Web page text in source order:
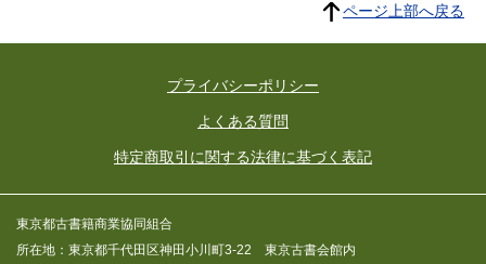
ページ上部へ戻る
プライバシーポリシー
よくある質問
特定商取引に関する法律に基づく表記
東京都古書籍商業協同組合
所在地：東京都千代田区神田小川町3-22 東京古書会館内